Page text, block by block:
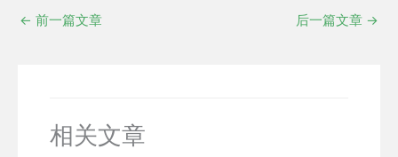
← 前一篇文章 后一篇文章 →
相关文章